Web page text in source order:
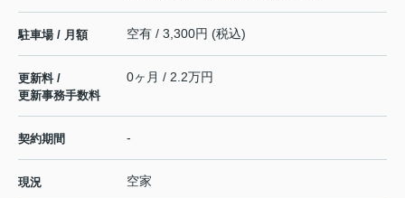
駐車場 / 月額 空有 / 3,300円 (税込)
更新料 /
更新事務手数料
0ヶ月 / 2.2万円
契約期間 -
現況 空家